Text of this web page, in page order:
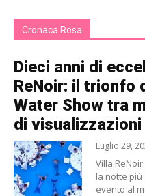
Cronaca Rosa
Dieci anni di
ReNoir: il trionfo
Water Show tra
di visualizzazioni
Luglio 29,
Villa
la notte più
evento al